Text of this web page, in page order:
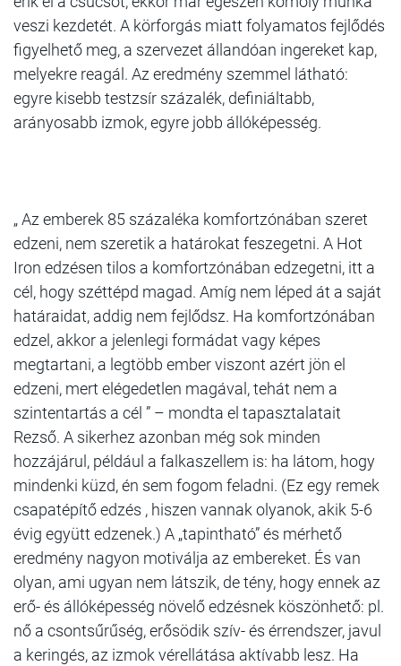
veszi kezdetét. A körforgás miatt folyamatos fejlődés
figyelhető meg, a szervezet állandóan ingereket kap,
melyekre reagál. Az eredmény szemmel látható:
egyre kisebb testzsír százalék, definiáltabb,
arányosabb izmok, egyre jobb állóképesség.
„ Az emberek 85 százaléka komfortzónában szeret
edzeni, nem szeretik a határokat feszegetni. A Hot
Iron edzésen tilos a komfortzónában edzegetni, itt a
cél, hogy széttépd magad. Amíg nem léped át a saját
határaidat, addig nem fejlődsz. Ha komfortzónában
edzel, akkor a jelenlegi formádat vagy képes
megtartani, a legtöbb ember viszont azért jön el
edzeni, mert elégedetlen magával, tehát nem a
szintentartás a cél ” – mondta el tapasztalatait
Rezső. A sikerhez azonban még sok minden
hozzájárul, például a falkaszellem is: ha látom, hogy
mindenki küzd, én sem fogom feladni. (Ez egy remek
csapatépítő edzés , hiszen vannak olyanok, akik 5-6
évig együtt edzenek.) A „tapintható” és mérhető
eredmény nagyon motiválja az embereket. És van
olyan, ami ugyan nem látszik, de tény, hogy ennek az
erő- és állóképesség növelő edzésnek köszönhető: pl.
nő a csontsűrűség, erősödik szív- és érrendszer, javul
a keringés, az izmok vérellátása aktívabb lesz. Ha